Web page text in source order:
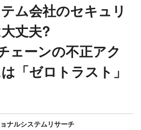
ム会社のセキュリ
丈夫?
ェーンの不正アク
「ゼロトラスト」
ナルシステムリサーチ